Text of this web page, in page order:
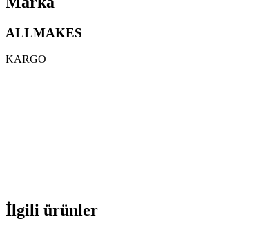
ALLMAKES
KARGO
İlgili ürünler